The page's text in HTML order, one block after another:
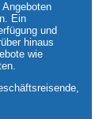
Ein
und
hinaus
wie